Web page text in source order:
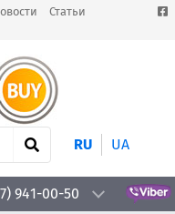
Статьи
RU UA
941-00-50